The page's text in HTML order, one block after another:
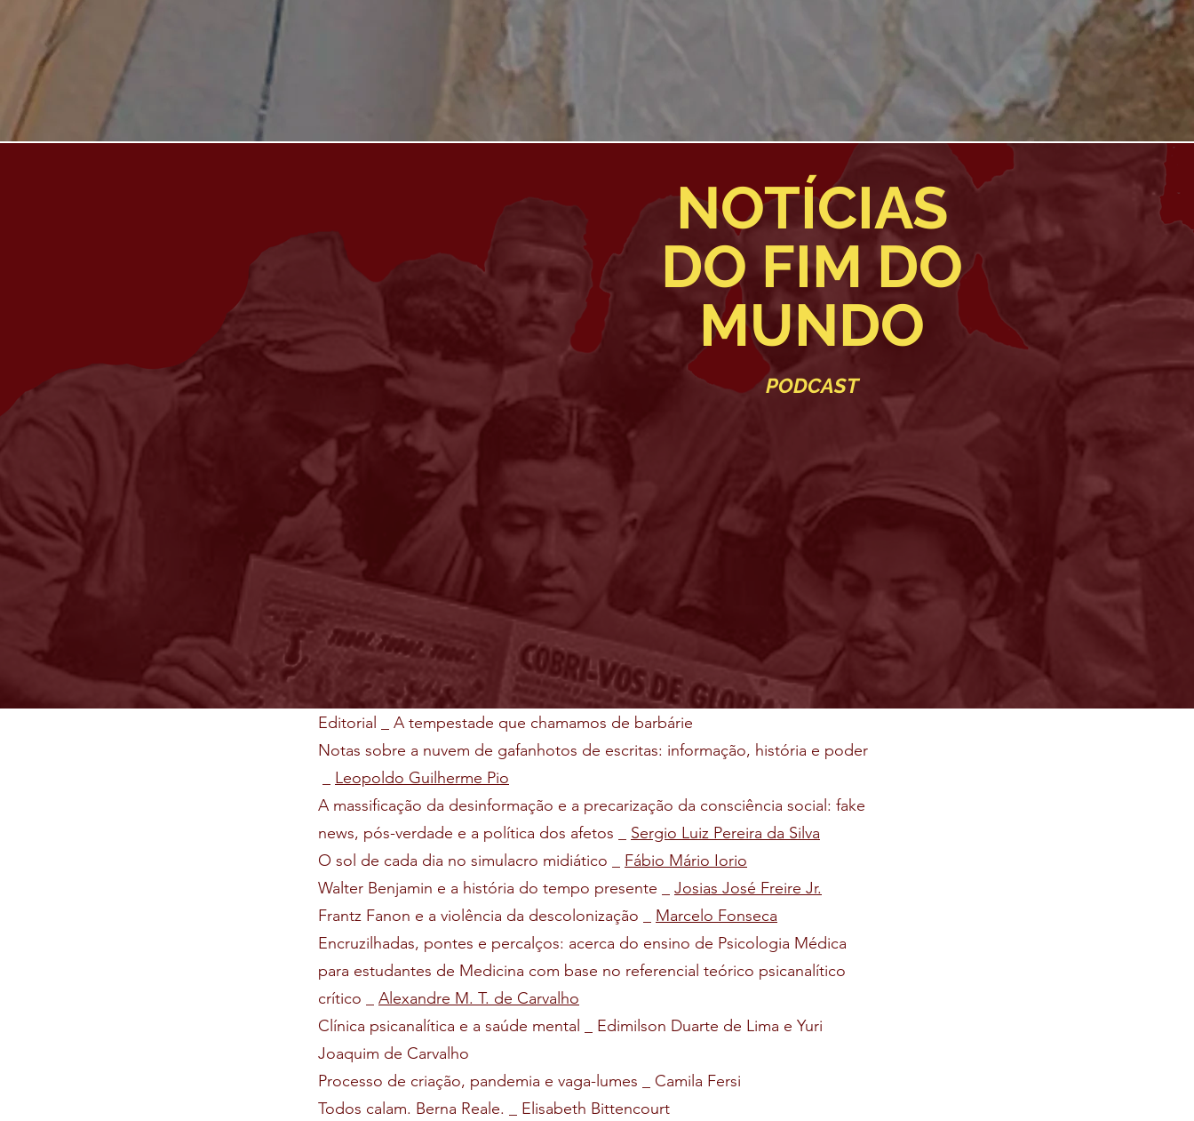
NOTÍCIAS
DO FIM DO
MUNDO
PODCAST
Editorial _ A tempestade que chamamos de barbárie
Notas sobre a nuvem de gafanhotos de escritas: informação, história e poder
Leopoldo Guilherme Pio
A massificação da desinformação e a precarização da consciência social: fake
news, pós-verdade e a política dos afetos _ Sergio Luiz Pereira da Silva
O sol de cada dia no simulacro midiático _ Fábio Mário Iorio
Walter Benjamin e a história do tempo presente _ Josias José Freire Jr.
Frantz Fanon e a violência da descolonização _ Marcelo Fonseca
Encruzilhadas, pontes e percalços: acerca do ensino de Psicologia Médica
para estudantes de Medicina com base no referencial teórico psicanalítico
crítico _ Alexandre M. T. de Carvalho
Clínica psicanalítica e a saúde mental _ Edimilson Duarte de Lima e Yuri
Joaquim de Carvalho
Processo de criação, pandemia e vaga-lumes _ Camila Fersi
Todos calam. Berna Reale. _ Elisabeth Bittencourt